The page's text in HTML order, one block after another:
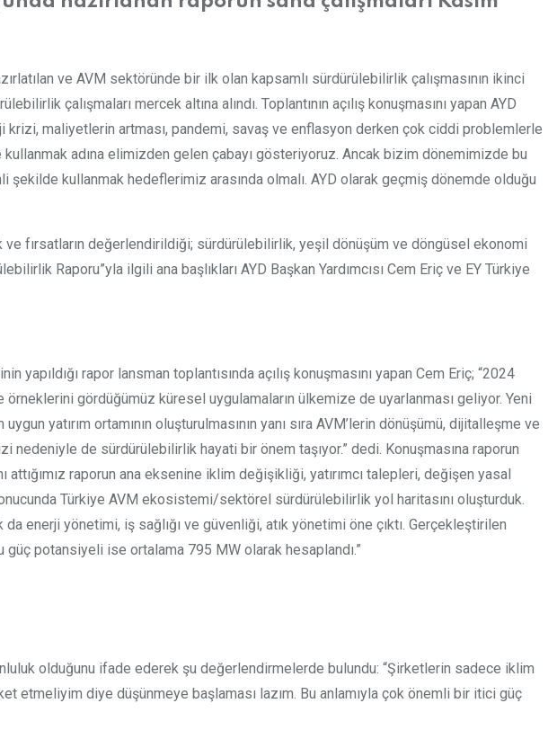
ve AVM sektöründe bir ilk olan kapsamlı sürdürülebilirlik çalışmasının ikinci
çalışmaları mercek altına alındı. Toplantının açılış konuşmasını yapan AYD
krizi, maliyetlerin artması, pandemi, savaş ve enflasyon derken çok ciddi problemlerle
kullanmak adına elimizden gelen çabayı gösteriyoruz. Ancak bizim dönemimizde bu
kullanmak hedeflerimiz arasında olmalı. AYD olarak geçmiş dönemde olduğu
fırsatların değerlendirildiği; sürdürülebilirlik, yeşil dönüşüm ve döngüsel ekonomi
Raporu”yla ilgili ana başlıkları AYD Başkan Yardımcısı Cem Eriç ve EY Türkiye
rapor lansman toplantısında açılış konuşmasını yapan Cem Eriç; “2024
gördüğümüz küresel uygulamaların ülkemize de uyarlanması geliyor. Yeni
yatırım ortamının oluşturulmasının yanı sıra AVM’lerin dönüşümü, dijitalleşme ve
de sürdürülebilirlik hayati bir önem taşıyor.” dedi. Konuşmasına raporun
attığımız raporun ana eksenine iklim değişikliği, yatırımcı talepleri, değişen yasal
Türkiye AVM ekosistemi/sektörel sürdürülebilirlik yol haritasını oluşturduk.
enerji yönetimi, iş sağlığı ve güvenliği, atık yönetimi öne çıktı. Gerçekleştirilen
güç potansiyeli ise ortalama 795 MW olarak hesaplandı.”
olduğunu ifade ederek şu değerlendirmelerde bulundu: “Şirketlerin sadece iklim
etmeliyim diye düşünmeye başlaması lazım. Bu anlamıyla çok önemli bir itici güç